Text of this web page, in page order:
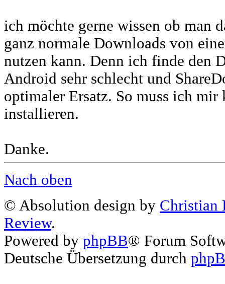
ich möchte gerne wissen ob man
ganz normale Downloads von
nutzen kann. Denn ich finde den
Android sehr schlecht und
optimaler Ersatz. So muss ich mir
installieren.
Danke.
Nach oben
© Absolution design by Christian
Review.
Powered by phpBB® Forum
Deutsche Übersetzung durch